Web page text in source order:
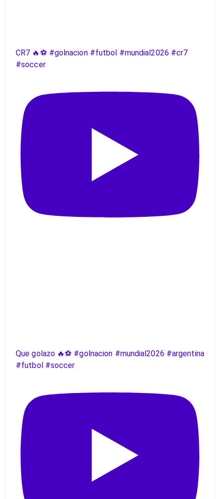
CR7 🔥⚽️ #golnacion #futbol #mundial2026 #cr7
#soccer
Que golazo 🔥⚽️ #golnacion #mundial2026 #argentina
#futbol #soccer